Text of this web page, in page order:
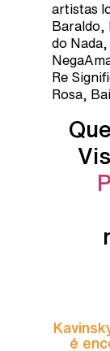
artistas
Baraldo,
do
Re
Rosa,
é